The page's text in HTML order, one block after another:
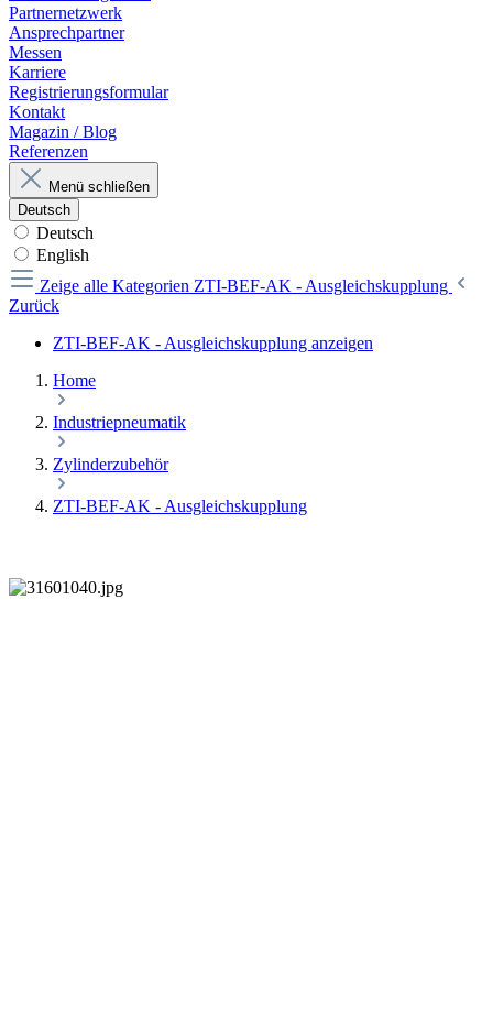
Partnernetzwerk
Ansprechpartner
Messen
Karriere
Registrierungsformular
Kontakt
Magazin / Blog
Referenzen
Menü schließen
Deutsch
Deutsch
English
Zeige alle Kategorien ZTI-BEF-AK - Ausgleichskupplung
Zurück
ZTI-BEF-AK - Ausgleichskupplung anzeigen
Home
Industriepneumatik
Zylinderzubehör
ZTI-BEF-AK - Ausgleichskupplung